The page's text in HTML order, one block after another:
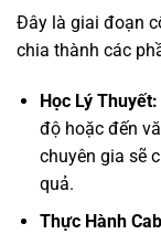
Đây là giai đoạn
chia thành các
Học Lý Thuyết:
độ hoặc đến
chuyên gia sẽ
quả.
Thực Hành